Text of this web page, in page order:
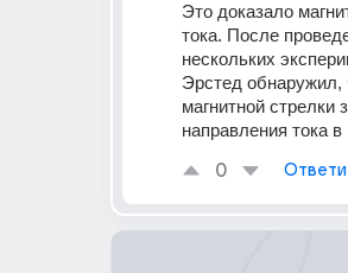
Это доказало
тока. После
нескольких
Эрстед обнаружил,
магнитной стрелки
направления тока
0